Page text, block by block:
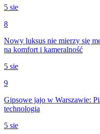
5 sie
8
Nowy luksus nie mierzy się
na komfort i kameralność
5 sie
9
Gipsowe jajo w Warszawie:
technologia
5 sie